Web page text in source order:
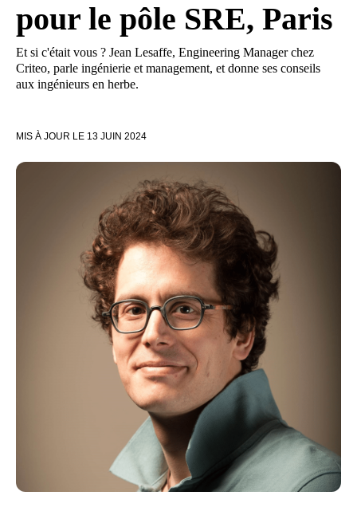
pour le pôle SRE, Paris
Et si c'était vous ? Jean Lesaffe, Engineering Manager chez
Criteo, parle ingénierie et management, et donne ses conseils
aux ingénieurs en herbe.
MIS À JOUR LE 13 JUIN 2024